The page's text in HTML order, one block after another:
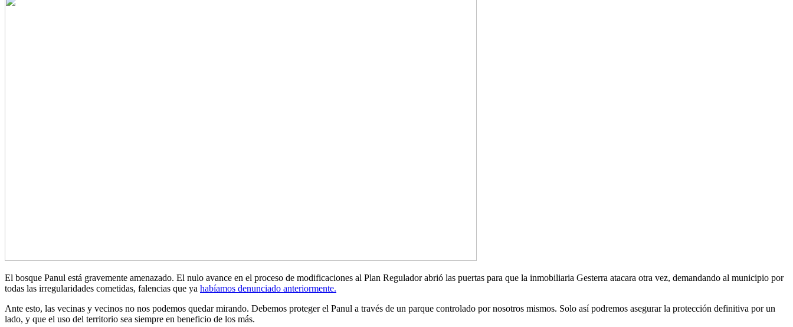
El bosque Panul está gravemente amenazado. El nulo avance en el proceso de modificaciones al Plan Regulador abrió las puertas para que la inmobiliaria Gesterra atacara otra vez, demandando al municipio por
todas las irregularidades cometidas, falencias que ya habíamos denunciado anteriormente.
Ante esto, las vecinas y vecinos no nos podemos quedar mirando. Debemos proteger el Panul a través de un parque controlado por nosotros mismos. Solo así podremos asegurar la protección definitiva por un
lado, y que el uso del territorio sea siempre en beneficio de los más.